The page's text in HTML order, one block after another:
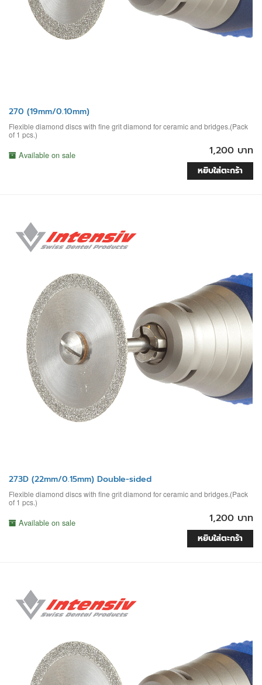
270 (19mm/0.10mm)
Flexible diamond discs with fine grit diamond for ceramic and bridges.(Pack
of 1 pcs.)
Available on sale 1,200 บาท
หยิบใส่ตะกร้า
273D (22mm/0.15mm) Double-sided
Flexible diamond discs with fine grit diamond for ceramic and bridges.(Pack
of 1 pcs.)
Available on sale 1,200 บาท
หยิบใส่ตะกร้า